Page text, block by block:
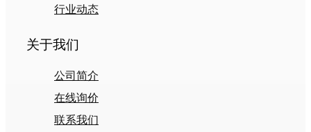
行业动态
关于我们
公司简介
在线询价
联系我们